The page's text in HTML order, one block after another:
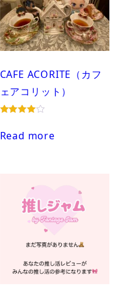
CAFE ACORITE（カフ
ェアコリット）
out of 5
Read more